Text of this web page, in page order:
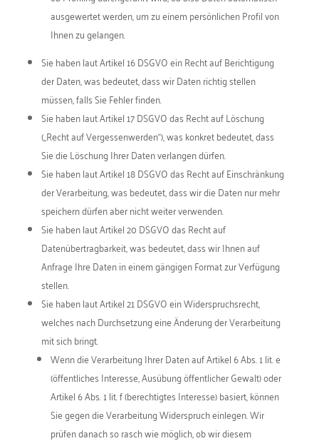
ausgewertet werden, um zu einem persönlichen Profil von
Ihnen zu gelangen.
Sie haben laut Artikel 16 DSGVO ein Recht auf Berichtigung
der Daten, was bedeutet, dass wir Daten richtig stellen
müssen, falls Sie Fehler finden.
Sie haben laut Artikel 17 DSGVO das Recht auf Löschung
(„Recht auf Vergessenwerden“), was konkret bedeutet, dass
Sie die Löschung Ihrer Daten verlangen dürfen.
Sie haben laut Artikel 18 DSGVO das Recht auf Einschränkung
der Verarbeitung, was bedeutet, dass wir die Daten nur mehr
speichern dürfen aber nicht weiter verwenden.
Sie haben laut Artikel 20 DSGVO das Recht auf
Datenübertragbarkeit, was bedeutet, dass wir Ihnen auf
Anfrage Ihre Daten in einem gängigen Format zur Verfügung
stellen.
Sie haben laut Artikel 21 DSGVO ein Widerspruchsrecht,
welches nach Durchsetzung eine Änderung der Verarbeitung
mit sich bringt.
Wenn die Verarbeitung Ihrer Daten auf Artikel 6 Abs. 1 lit. e
(öffentliches Interesse, Ausübung öffentlicher Gewalt) oder
Artikel 6 Abs. 1 lit. f (berechtigtes Interesse) basiert, können
Sie gegen die Verarbeitung Widerspruch einlegen. Wir
prüfen danach so rasch wie möglich, ob wir diesem